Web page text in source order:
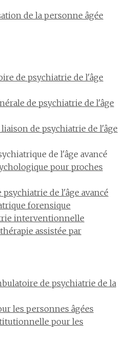
de la personne âgée
de psychiatrie de l'âge
de psychiatrie de l'âge
de psychiatrie de l'âge
de l'âge avancé
pour proches
de l'âge avancé
forensique
interventionnelle
assistée par
de psychiatrie de la
les personnes âgées
pour les